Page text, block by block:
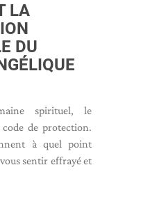
LA
DU
spirituel, le
de protection.
à quel point
sentir effrayé et